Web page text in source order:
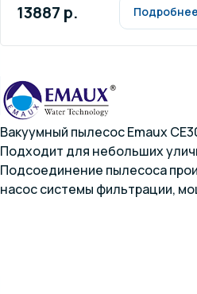
13887 р. Подробнее
Вакуумный пылесос Emaux
Подходит для небольших
Подсоединение пылесоса
насос системы фильтрации,